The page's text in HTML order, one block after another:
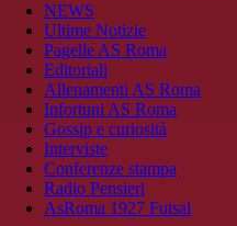
NEWS
Ultime Notizie
Pagelle AS Roma
Editoriali
Allenamenti AS Roma
Infortuni AS Roma
Gossip e curiosità
Interviste
Conferenze stampa
Radio Pensieri
AsRoma 1927 Futsal